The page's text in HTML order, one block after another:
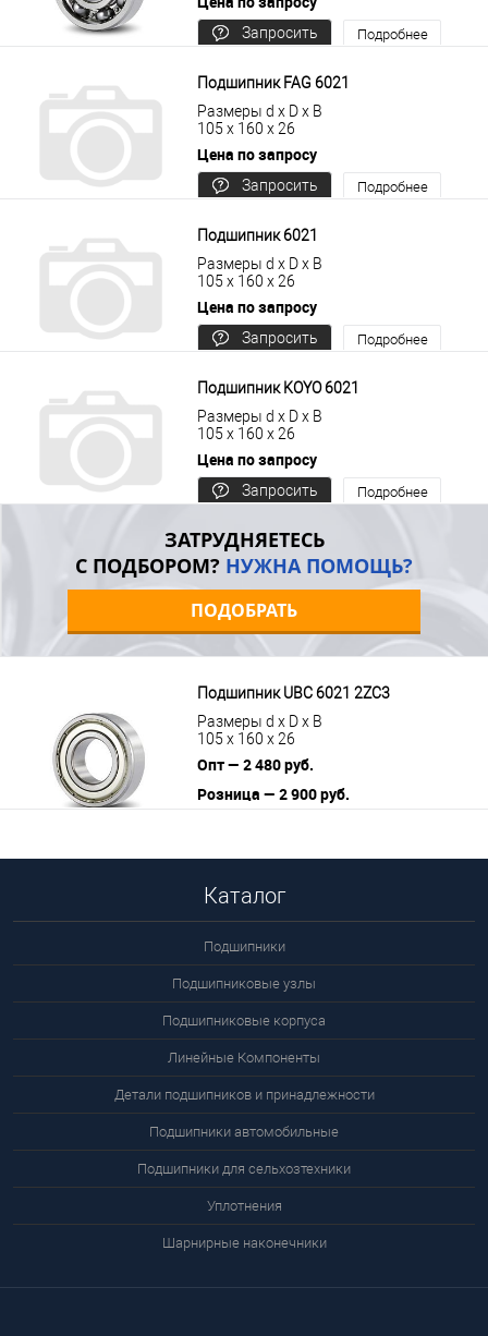
Запросить
Подробнее
Подшипник FAG 6021
Размеры d x D x B
105 x 160 x 26
Цена по запросу
Запросить
Подробнее
Подшипник 6021
Размеры d x D x B
105 x 160 x 26
Цена по запросу
Запросить
Подробнее
Подшипник KOYO 6021
Размеры d x D x B
105 x 160 x 26
Цена по запросу
Запросить
Подробнее
ЗАТРУДНЯЕТЕСЬ
С ПОДБОРОМ? НУЖНА ПОМОЩЬ?
ПОДОБРАТЬ
Подшипник UBC 6021 2ZC3
Размеры d x D x B
105 x 160 x 26
Опт — 2 480 руб.
Розница — 2 900 руб.
Каталог
Подшипники
Подшипниковые узлы
Подшипниковые корпуса
Линейные Компоненты
Детали подшипников и принадлежности
Подшипники автомобильные
Подшипники для сельхозтехники
Уплотнения
Шарнирные наконечники